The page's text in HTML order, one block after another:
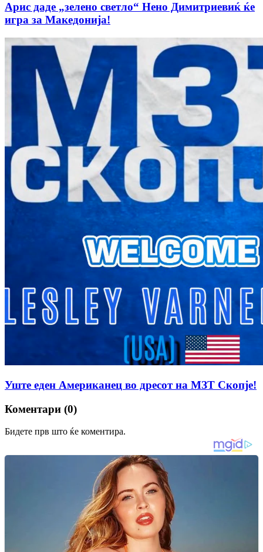
Арис даде „зелено светло“ Нено Димитриевиќ ќе
игра за Македонија!
Уште еден Американец во дресот на МЗТ Скопје!
Коментари (0)
Бидете прв што ќе коментира.